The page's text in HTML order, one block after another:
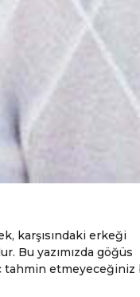
karşısındaki erkeği
Bu yazımızda göğüs
tahmin etmeyeceğiniz